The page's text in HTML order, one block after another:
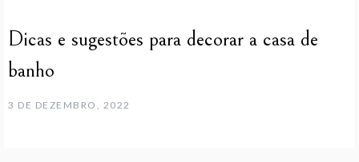
Dicas e sugestões para decorar a casa de
banho
3 DE DEZEMBRO, 2022